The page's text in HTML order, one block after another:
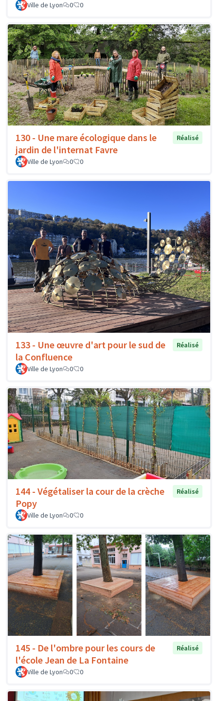
Ville de Lyon 0 0
130 - Une mare écologique dans le
jardin de l'internat Favre
Réalisé
Ville de Lyon 0 0
133 - Une œuvre d'art pour le sud de
la Confluence
Réalisé
Ville de Lyon 0 0
144 - Végétaliser la cour de la crèche
Popy
Réalisé
Ville de Lyon 0 0
145 - De l'ombre pour les cours de
l'école Jean de La Fontaine
Réalisé
Ville de Lyon 0 0